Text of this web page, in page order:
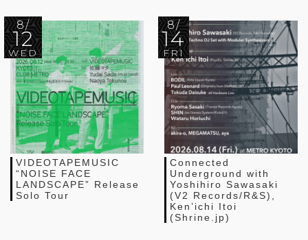
8/
12
WED
VIDEOTAPEMUSIC
“NOISE FACE
LANDSCAPE” Release
Solo Tour
8/
14
FRI
Connected
Underground with
Yoshihiro Sawasaki
(V2 Records/R&S),
Ken’ichi Itoi
(Shrine.jp)